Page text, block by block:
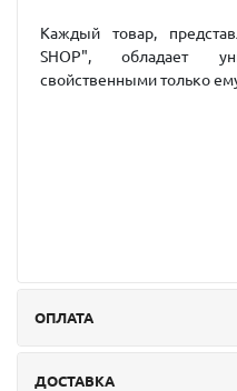
Каждый товар,
SHOP", обладает
свойственными только
ОПЛАТА
ДОСТАВКА